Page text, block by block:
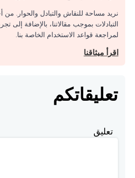
نريد مساحة للنقاش والتبادل والحوار.
التبادلات بموجب مقالاتنا، بالإضافة إلى
لمراجعة قواعد الاستخدام الخاصة بنا.
اقرأ ميثاقنا
تعليقاتكم
تعليق